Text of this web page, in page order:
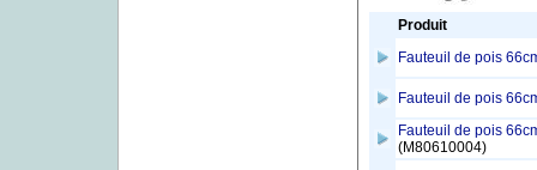
Produit
Fauteuil de pois
Fauteuil de pois
Fauteuil de pois
(M80610004)